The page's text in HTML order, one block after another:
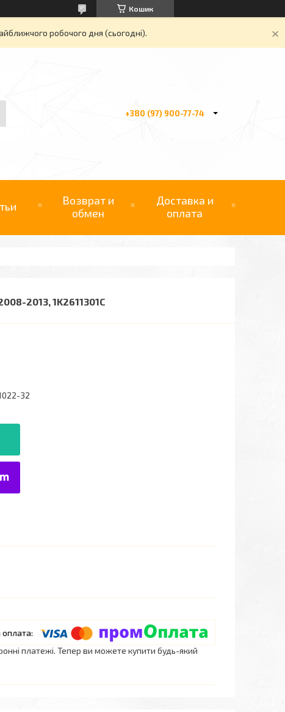
Кошик
робочого дня (сьогодні).
+380 (97) 900-77-74
Возврат и
обмен
Доставка и
оплата
2013, 1K2611301C
32
платежі. Тепер ви можете купити будь-який